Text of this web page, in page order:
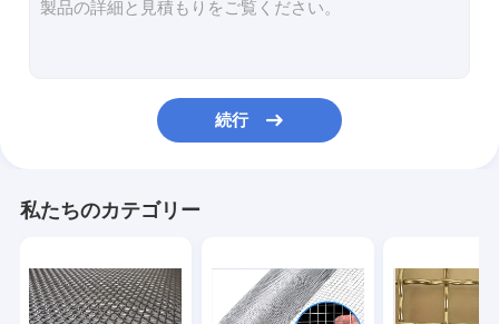
続行
私たちのカテゴリー